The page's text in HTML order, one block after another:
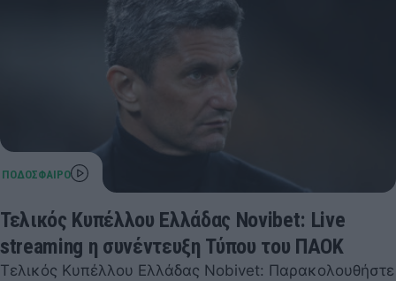
Τελικός Κυπέλλου Ελλάδας Novibet: Live
streaming η συνέντευξη Τύπου του ΠΑΟΚ
Τελικός Κυπέλλου Ελλάδας Nobivet: Παρακολουθήστε